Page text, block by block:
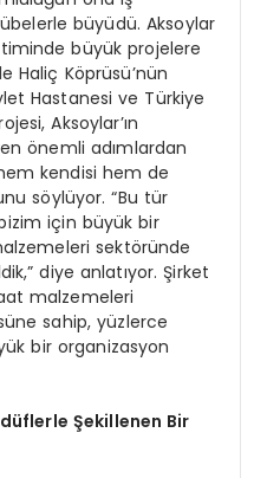
büyüdü. Aksoylar
büyük projelere
Haliç Köprüsü’nün
Hastanesi ve Türkiye
Aksoylar’ın
önemli adımlardan
kendisi hem de
söylüyor. “Bu tür
için büyük bir
sektöründe
diye anlatıyor. Şirket
malzemeleri
sahip, yüzlerce
bir organizasyon
Şekillenen Bir